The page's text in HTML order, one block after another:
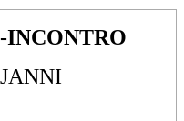
INCONTRO